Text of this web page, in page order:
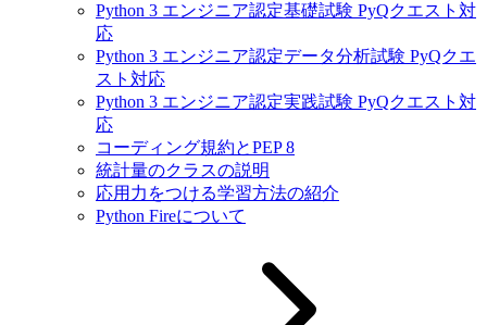
Python 3 エンジニア認定基礎試験 PyQクエスト対
応
Python 3 エンジニア認定データ分析試験 PyQクエ
スト対応
Python 3 エンジニア認定実践試験 PyQクエスト対
応
コーディング規約とPEP 8
統計量のクラスの説明
応用力をつける学習方法の紹介
Python Fireについて